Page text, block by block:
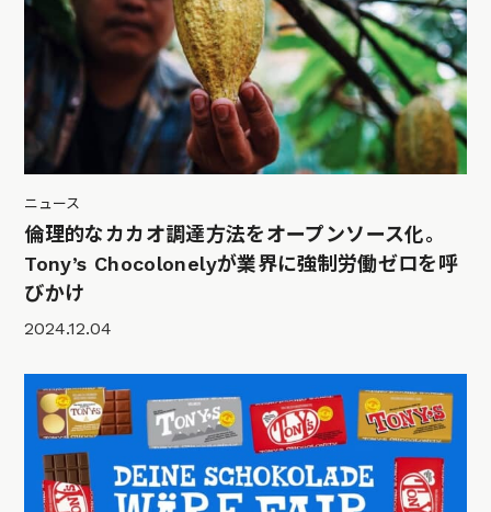
ニュース
倫理的なカカオ調達方法をオープンソース化。
Tony’s Chocolonelyが業界に強制労働ゼロを呼
びかけ
2024.12.04